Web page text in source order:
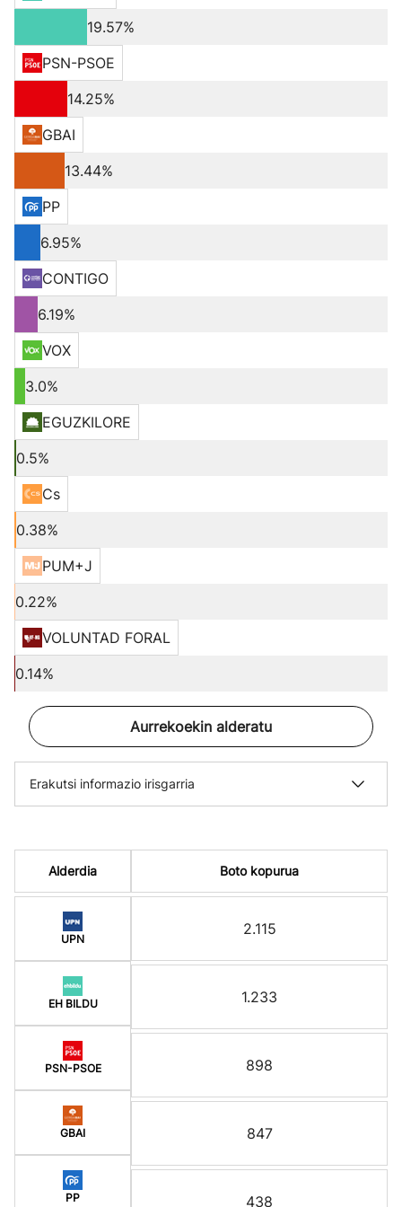
19.57%
PSN-PSOE
14.25%
GBAI
13.44%
PP
6.95%
CONTIGO
6.19%
VOX
3.0%
EGUZKILORE
0.5%
Cs
0.38%
PUM+J
0.22%
VOLUNTAD FORAL
0.14%
Aurrekoekin alderatu
Erakutsi informazio irisgarria
Alderdia
UPN
EH BILDU
PSN-PSOE
GBAI
PP
Boto kopurua
2.115
1.233
898
847
438